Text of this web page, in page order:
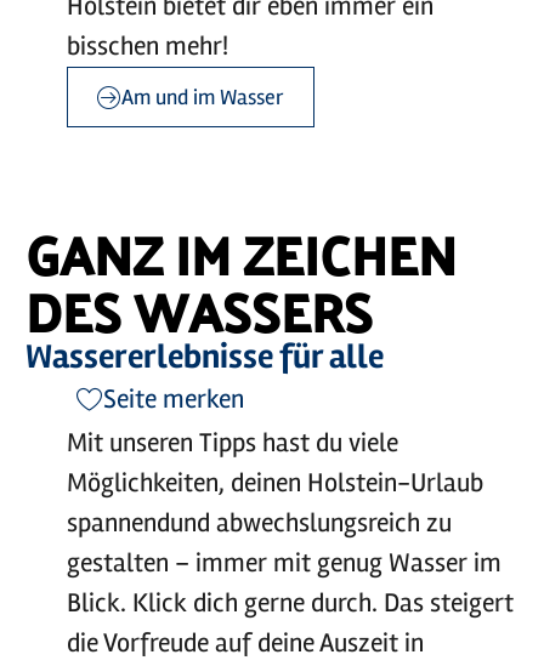
bisschen mehr!
Am und im Wasser
GANZ IM ZEICHEN
DES WASSERS
Wassererlebnisse für alle
Seite merken
Mit unseren Tipps hast du viele
Möglichkeiten, deinen Holstein-Urlaub
spannendund abwechslungsreich zu
gestalten – immer mit genug Wasser im
Blick. Klick dich gerne durch. Das steigert
die Vorfreude auf deine Auszeit in